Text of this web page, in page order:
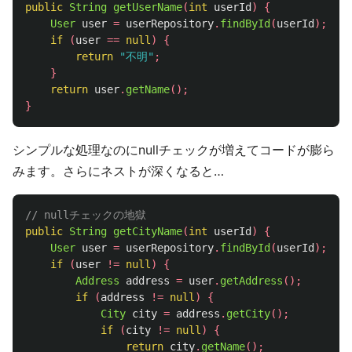
public String getUserName(int userId )
{
User user = userRepository. findById (userId );
if
(user == null )
{
return
"不明" ;
}
return user. getName();
}
シンプルな処理なのにnullチェックが増えてコードが膨ら
みます。さらにネストが深くなると…
// nullチェックの地獄
public String getCityName(int userId )
{
User user = userRepository. findById (userId );
if
(user != null )
{
Address
address = user. getAddress ();
if
(address != null )
{
City city = address . getCity();
if
(city != null )
{
return city. getName();